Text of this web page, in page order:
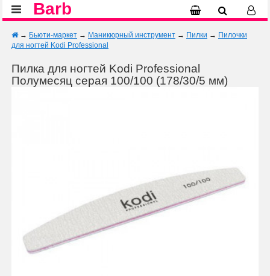
Barb
→ Бьюти-маркет → Маникюрный инструмент → Пилки → Пилочки
для ногтей Kodi Professional
Пилка для ногтей Kodi Professional
Полумесяц серая 100/100 (178/30/5 мм)